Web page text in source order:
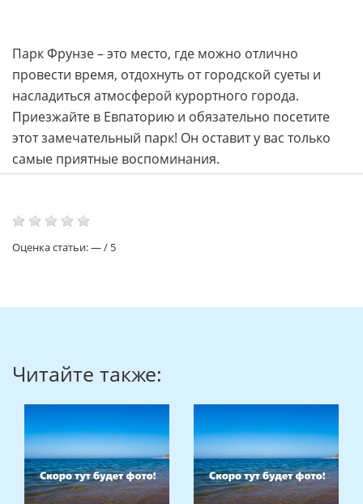
Парк Фрунзе – это место, где можно отлично
провести время, отдохнуть от городской суеты и
насладиться атмосферой курортного города.
Приезжайте в Евпаторию и обязательно посетите
этот замечательный парк! Он оставит у вас только
самые приятные воспоминания.
Оценка статьи:—/ 5
Читайте также: